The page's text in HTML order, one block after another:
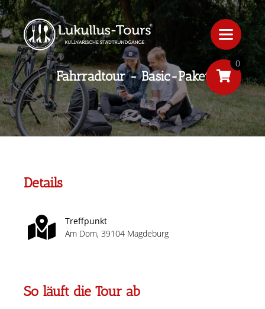
Fahrradtour - Basic-Paket
Details
Treffpunkt
Am Dom, 39104 Magdeburg
So läuft die Tour ab
0